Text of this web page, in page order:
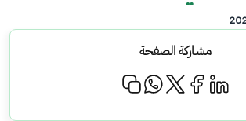
مشاركة الصفحة